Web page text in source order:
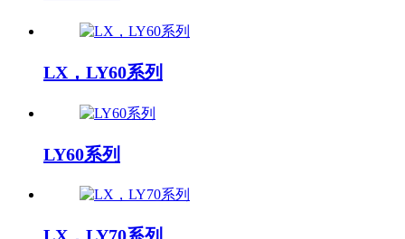
LX，LY60系列
LY60系列